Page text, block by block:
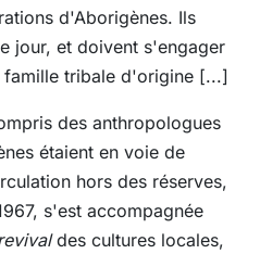
d'Aborigènes. Ils
jour, et doivent s'engager
tribale d'origine [...]
des anthropologues
étaient en voie de
hors des réserves,
s'est accompagnée
des cultures locales,